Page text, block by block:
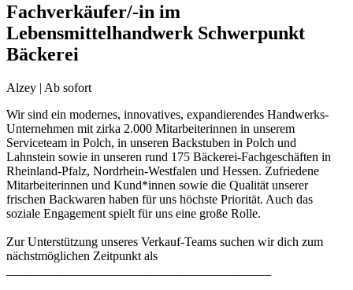
Fachverkäufer/-in im
Lebensmittelhandwerk Schwerpunkt
Bäckerei
Alzey | Ab sofort
Wir sind ein modernes, innovatives, expandierendes Handwerks-
Unternehmen mit zirka 2.000 Mitarbeiterinnen in unserem
Serviceteam in Polch, in unseren Backstuben in Polch und
Lahnstein sowie in unseren rund 175 Bäckerei-Fachgeschäften in
Rheinland-Pfalz, Nordrhein-Westfalen und Hessen. Zufriedene
Mitarbeiterinnen und Kund*innen sowie die Qualität unserer
frischen Backwaren haben für uns höchste Priorität. Auch das
soziale Engagement spielt für uns eine große Rolle.
Zur Unterstützung unseres Verkauf-Teams suchen wir dich zum
nächstmöglichen Zeitpunkt als